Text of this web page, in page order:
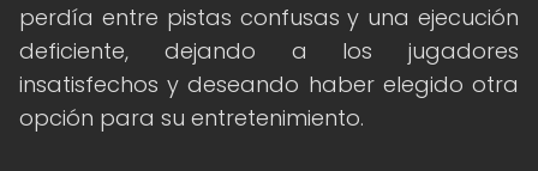
perdía entre pistas confusas y una ejecución
deficiente, dejando a los jugadores
insatisfechos y deseando haber elegido otra
opción para su entretenimiento.